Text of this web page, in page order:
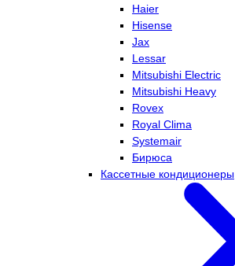
Haier
Hisense
Jax
Lessar
Mitsubishi Electric
Mitsubishi Heavy
Rovex
Royal Clima
Systemair
Бирюса
Кассетные кондиционеры